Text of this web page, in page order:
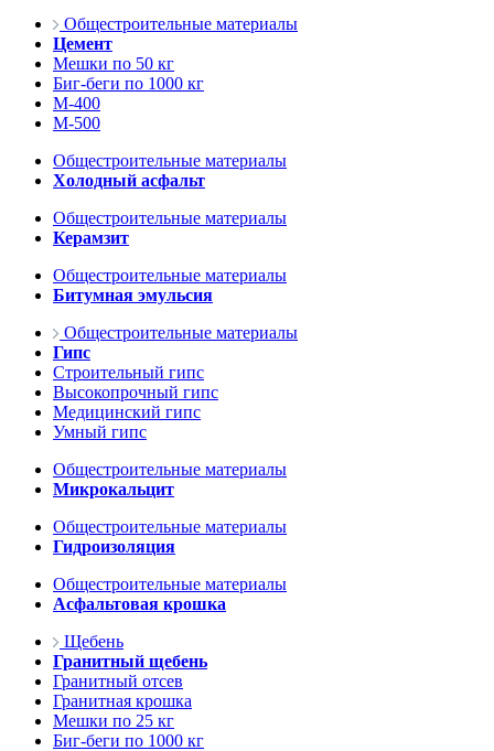
Общестроительные материалы
Цемент
Мешки по 50 кг
Биг-беги по 1000 кг
М-400
М-500
Общестроительные материалы
Холодный асфальт
Общестроительные материалы
Керамзит
Общестроительные материалы
Битумная эмульсия
Общестроительные материалы
Гипс
Строительный гипс
Высокопрочный гипс
Медицинский гипс
Умный гипс
Общестроительные материалы
Микрокальцит
Общестроительные материалы
Гидроизоляция
Общестроительные материалы
Асфальтовая крошка
Щебень
Гранитный щебень
Гранитный отсев
Гранитная крошка
Мешки по 25 кг
Биг-беги по 1000 кг